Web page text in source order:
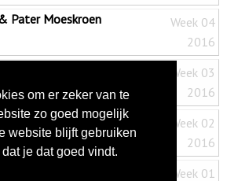
Week 04
2016
Pater Moeskroen
Week 03
2016
Week 02
2016
Week 01
om er zeker van te
zo goed mogelijk
website blijft gebruiken
je dat goed vindt.